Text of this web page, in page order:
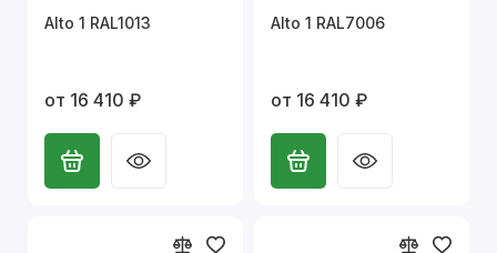
Alto 1 RAL1013
от 16 410 ₽
Alto 1 RAL7006
от 16 410 ₽